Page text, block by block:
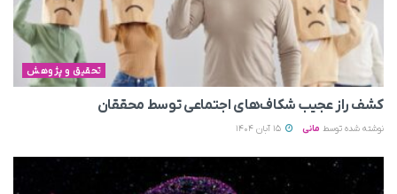
تحقیق و پژوهش
کشف راز عجیب شکاف‌های اجتماعی توسط محققان
نوشته شده توسط مانی